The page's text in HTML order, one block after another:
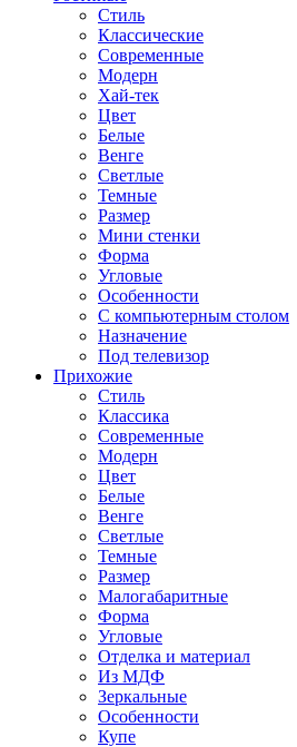
Стиль
Классические
Современные
Модерн
Хай-тек
Цвет
Белые
Венге
Светлые
Темные
Размер
Мини стенки
Форма
Угловые
Особенности
С компьютерным столом
Назначение
Под телевизор
Прихожие
Стиль
Классика
Современные
Модерн
Цвет
Белые
Венге
Светлые
Темные
Размер
Малогабаритные
Форма
Угловые
Отделка и материал
Из МДФ
Зеркальные
Особенности
Купе